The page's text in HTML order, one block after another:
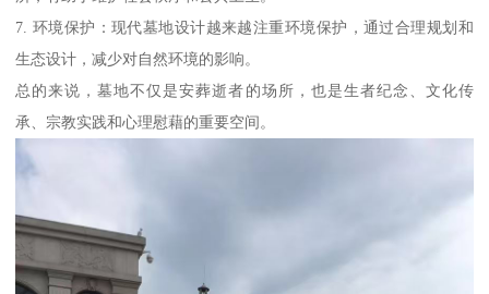
7. 环境保护：现代墓地设计越来越注重环境保护，通过合理规划和
生态设计，减少对自然环境的影响。
总的来说，墓地不仅是安葬逝者的场所，也是生者纪念、文化传
承、宗教实践和心理慰藉的重要空间。